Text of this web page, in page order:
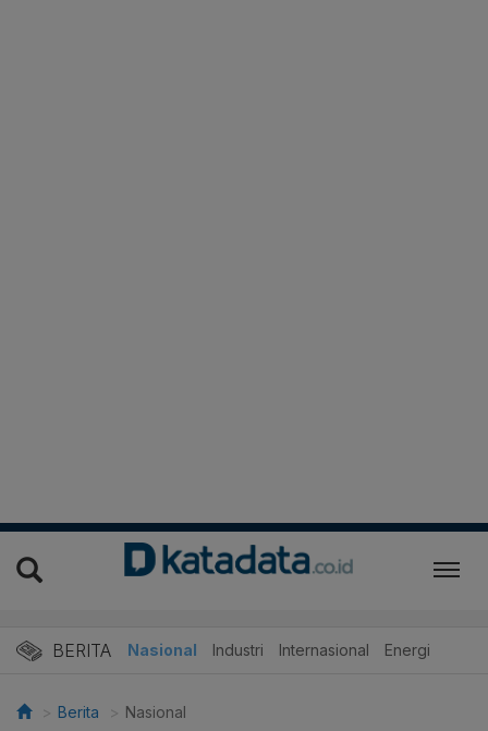
BERITA Nasional Industri Internasional Energi
Berita Nasional